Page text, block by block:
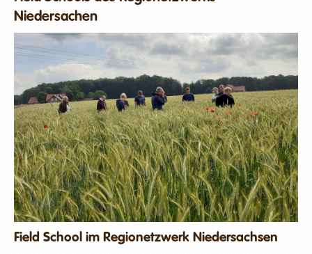
Niedersachen
Field School im Regionetzwerk Niedersachsen